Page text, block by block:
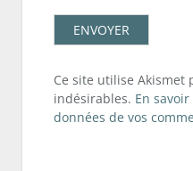
Ce site utilise Akismet
indésirables. En
données de vos